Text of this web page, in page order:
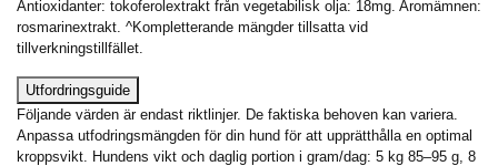
Antioxidanter: tokoferolextrakt från vegetabilisk olja: 18mg. Aromämnen:
rosmarinextrakt. ^Kompletterande mängder tillsatta vid
tillverkningstillfället.
Utfordringsguide
Följande värden är endast riktlinjer. De faktiska behoven kan variera.
Anpassa utfodringsmängden för din hund för att upprätthålla en optimal
kroppsvikt. Hundens vikt och daglig portion i gram/dag: 5 kg 85–95 g, 8